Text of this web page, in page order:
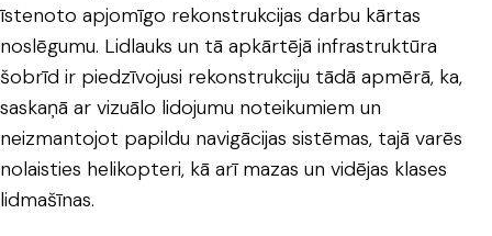
īstenoto apjomīgo rekonstrukcijas darbu kārtas
noslēgumu. Lidlauks un tā apkārtējā infrastruktūra
šobrīd ir piedzīvojusi rekonstrukciju tādā apmērā, ka,
saskaņā ar vizuālo lidojumu noteikumiem un
neizmantojot papildu navigācijas sistēmas, tajā varēs
nolaisties helikopteri, kā arī mazas un vidējas klases
lidmašīnas.